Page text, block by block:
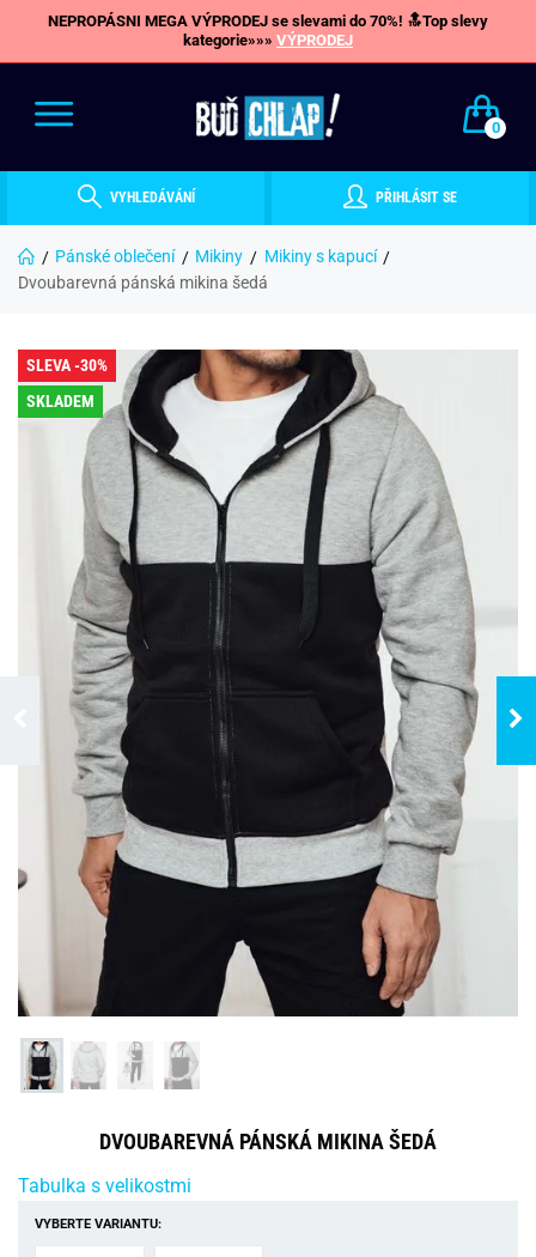
NEPROPÁSNI MEGA VÝPRODEJ se slevami do 70%! 🔝Top slevy
kategorie»»» VÝPRODEJ
0
VYHLEDÁVÁNÍ PŘIHLÁSIT SE
Pánské oblečení Mikiny
Mikiny s kapucí
Dvoubarevná pánská mikina šedá
SLEVA -30%
SKLADEM
DVOUBAREVNÁ PÁNSKÁ MIKINA ŠEDÁ
Tabulka s velikostmi
VYBERTE VARIANTU: